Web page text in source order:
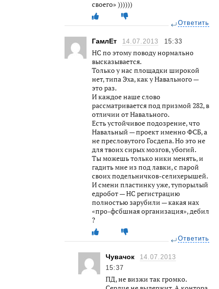
своего» ))))))
Ответить
ГамлЕт 14.07.2013 15:33
НС по этому поводу нормально
высказывается.
Только у нас площадки широкой
нет, типа Эха, как у Навального —
это раз.
И каждое наше слово
рассматривается под призмой 282, в
отличии от Навального.
Есть устойчивое подозрение, что
Навальный — проект именно ФСБ, а
не пресловутого Госдепа. Но это не
для твоих сирых мозгов, убогий.
Ты можешь только ники менять, и
гадить мне из под лавки, с парой
своих подельничков-селихерышей.
И смени пластинку уже, тупорылый
едробот — НС регистрацию
полностью зарубили — какая нах
«про-фсбшная организация», дебил
?
Ответить
Чувачок
14.07.2013
15:37
ПД, не визжи так громко.